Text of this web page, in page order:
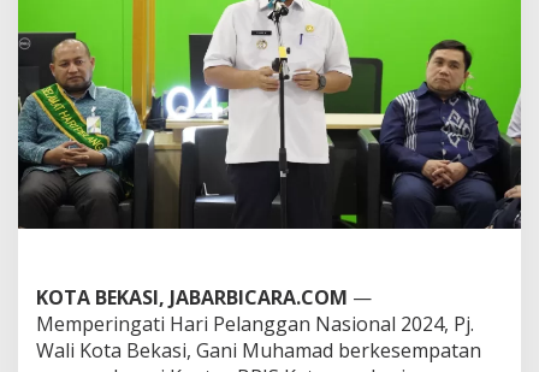
n
g
g
a
n
N
a
n
a
l
2
KOTA BEKASI, JABARBICARA.COM —
Memperingati Hari Pelanggan Nasional 2024, Pj.
Wali Kota Bekasi, Gani Muhamad berkesempatan